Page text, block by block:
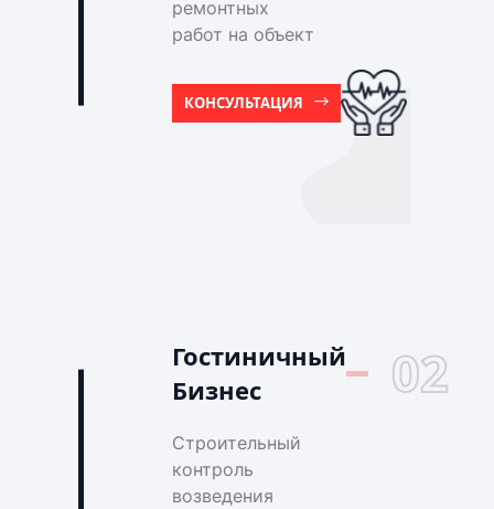
ремонтных
работ на объект
КОНСУЛЬТАЦИЯ
Гостиничный
Бизнес
02
Строительный
контроль
возведения